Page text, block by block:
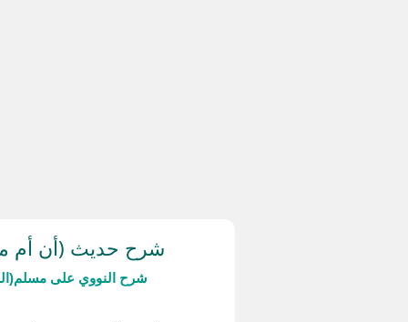
شرح حديث (أن أم
شرح النووي على